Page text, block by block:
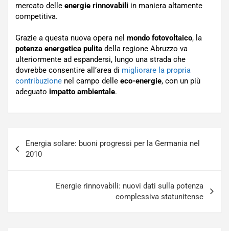
mercato delle energie rinnovabili in maniera altamente
competitiva.
Grazie a questa nuova opera nel mondo fotovoltaico, la
potenza energetica pulita della regione Abruzzo va
ulteriormente ad espandersi, lungo una strada che
dovrebbe consentire all’area di migliorare la propria
contribuzione nel campo delle eco-energie, con un più
adeguato impatto ambientale.
articoli
Energia solare: buoni progressi per la Germania nel
2010
Energie rinnovabili: nuovi dati sulla potenza
complessiva statunitense